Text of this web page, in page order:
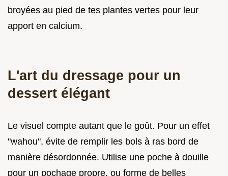
broyées au pied de tes plantes vertes pour leur
apport en calcium.
L'art du dressage pour un
dessert élégant
Le visuel compte autant que le goût. Pour un effet
"wahou", évite de remplir les bols à ras bord de
manière désordonnée. Utilise une poche à douille
pour un pochage propre, ou forme de belles